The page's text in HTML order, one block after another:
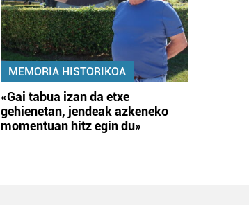
MEMORIA HISTORIKOA
«Gai tabua izan da etxe
gehienetan, jendeak azkeneko
momentuan hitz egin du»